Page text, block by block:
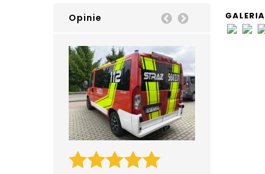
Opinie Prev
GALERIA